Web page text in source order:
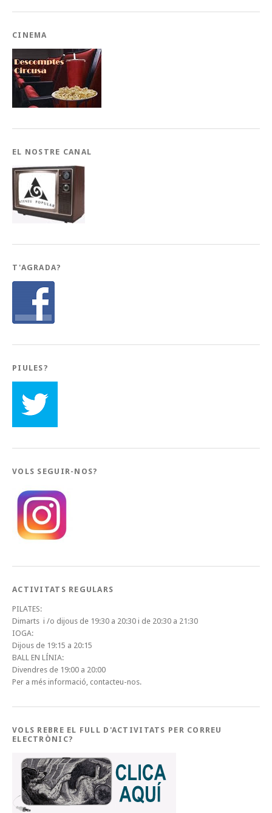
CINEMA
EL NOSTRE CANAL
T'AGRADA?
PIULES?
VOLS SEGUIR-NOS?
ACTIVITATS REGULARS
PILATES:
Dimarts i /o dijous de 19:30 a 20:30 i de 20:30 a 21:30
IOGA:
Dijous de 19:15 a 20:15
BALL EN LÍNIA:
Divendres de 19:00 a 20:00
Per a més informació, contacteu-nos.
VOLS REBRE EL FULL D'ACTIVITATS PER CORREU
ELECTRÒNIC?